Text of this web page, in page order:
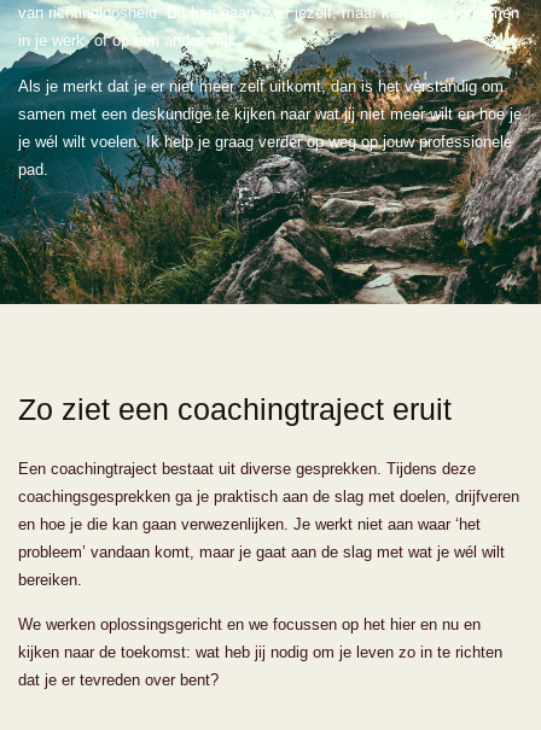
van richtingloosheid. Dit kan gaan over jezelf, maar kan ook voorkomen
in je werk, of op een ander vlak.
Als je merkt dat je er niet meer zelf uitkomt, dan is het verstandig om
samen met een deskundige te kijken naar wat jij niet meer wilt en hoe je
je wél wilt voelen. Ik help je graag verder op weg op jouw professionele
pad.
Zo ziet een coachingtraject eruit
Een coachingtraject bestaat uit diverse gesprekken. Tijdens deze
coachingsgesprekken ga je praktisch aan de slag met doelen, drijfveren
en hoe je die kan gaan verwezenlijken. Je werkt niet aan waar ‘het
probleem’ vandaan komt, maar je gaat aan de slag met wat je wél wilt
bereiken.
We werken oplossingsgericht en we focussen op het hier en nu en
kijken naar de toekomst: wat heb jij nodig om je leven zo in te richten
dat je er tevreden over bent?